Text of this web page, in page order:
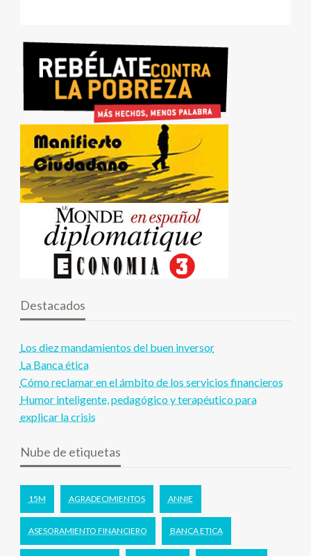
Destacados
Los diez mandamientos del buen inversor
La Banca ética
Cómo reclamar en el ámbito de los servicios financieros
Humor inteligente, pedagógico y terapéutico para
explicar la crisis
Nube de etiquetas
15M AGRADECIMIENTOS ANNIE
ASESORAMIENTO FINANCIERO BANCA ETICA